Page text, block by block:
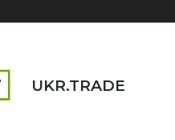
UKR.TRADE